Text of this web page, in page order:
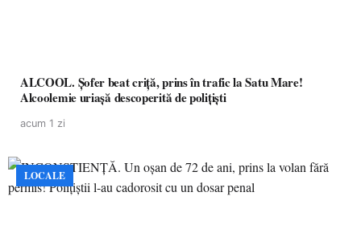
ALCOOL. Șofer beat criță, prins în trafic la Satu Mare!
Alcoolemie uriașă descoperită de polițiști
acum 1 zi
LOCALE